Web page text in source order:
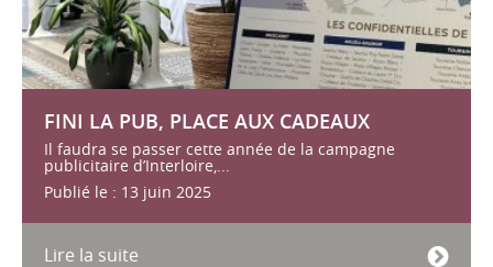
FINI LA PUB, PLACE AUX CADEAUX
Il faudra se passer cette année de la campagne
publicitaire d’Interloire,...
Publié le : 13 juin 2025
Lire la suite